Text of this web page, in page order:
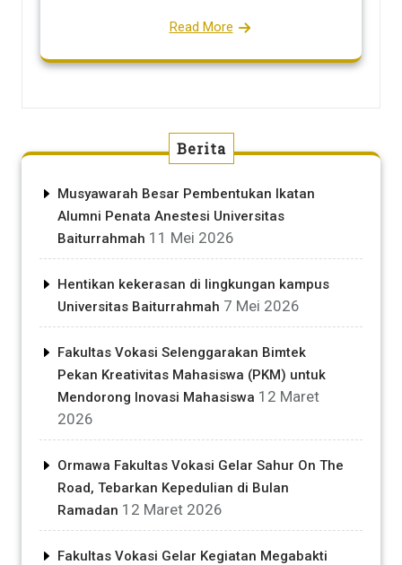
Read More
Berita
Musyawarah Besar Pembentukan Ikatan
Alumni Penata Anestesi Universitas
Baiturrahmah 11 Mei 2026
Hentikan kekerasan di lingkungan kampus
Universitas Baiturrahmah 7 Mei 2026
Fakultas Vokasi Selenggarakan Bimtek
Pekan Kreativitas Mahasiswa (PKM) untuk
Mendorong Inovasi Mahasiswa 12 Maret
2026
Ormawa Fakultas Vokasi Gelar Sahur On The
Road, Tebarkan Kepedulian di Bulan
Ramadan 12 Maret 2026
Fakultas Vokasi Gelar Kegiatan Megabakti